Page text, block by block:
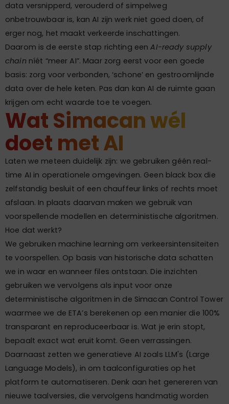
data versnipperd, verouderd of simpelweg
onbetrouwbaar is, kan AI zijn werk niet goed doen, of
erger nog, het maakt verkeerde inschattingen.
Daarom is de eerste stap richting eenAI-ready supply
chain níét “meer AI”. Maar zorg eerst voor een goede
basis: zorg voor verbonden, ‘schone’ en gestroomlijnde
data over de hele keten. Pas dan kan AI de ruimte gaan
krijgen om echt waarde toe te voegen.
Wat Simacan wél
doet met AI
Laten we meteen duidelijk zijn: we gebruiken géén real-
time AI in operationele omgevingen. Geen black box die
zelfstandig besluit of een chauffeur links of rechts moet
afslaan. In plaats daarvan maken we gebruik van
voorspellende modellen en deterministische algoritmen.
Hoe dat werkt?
We gebruiken machine learning om verkeersintensiteiten
te voorspellen. Op basis van historische data schatten
we in waar en wanneer files ontstaan. Die inzichten
gebruiken we vervolgens als input voor onze
deterministische algoritmen in de Simacan Control Tower
waarmee we de ETA’s berekenen op een manier die 100%
transparant en reproduceerbaar is. Wat je erin stopt,
bepaalt exact wat eruit komt. Geen verrassingen.
Daarnaast zetten we generatieve AI zoals LLM's (Large
Language Models), in om taalconfiguraties op het
platform te automatiseren. Denk aan het genereren van
nieuwe taalversies, die vervolgens handmatig worden